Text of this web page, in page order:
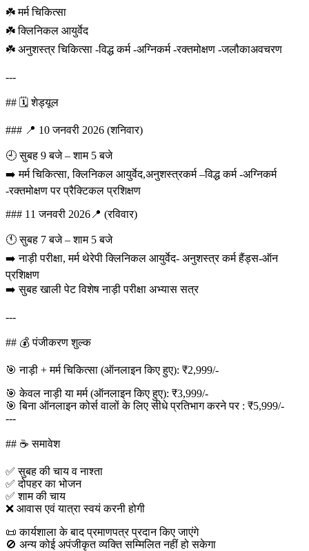
☘️ मर्म चिकित्सा
☘️ क्लिनिकल आयुर्वेद
☘️ अनुशस्त्र चिकित्सा -विद्ध कर्म -अग्निकर्म -रक्तमोक्षण -जलौकाअवचरण
---
## 🗓️ शेड्यूल
### 📍 10 जनवरी 2026 (शनिवार)
🕘 सुबह 9 बजे – शाम 5 बजे
➡️ मर्म चिकित्सा, क्लिनिकल आयुर्वेद,अनुशस्त्रकर्म –विद्ध कर्म -अग्निकर्म
-रक्तमोक्षण पर प्रैक्टिकल प्रशिक्षण
### 11 जनवरी 2026📍 (रविवार)
🕚 सुबह 7 बजे – शाम 5 बजे
➡️ नाड़ी परीक्षा, मर्म थेरेपी क्लिनिकल आयुर्वेद- अनुशस्त्र कर्म हैंड्स-ऑन
प्रशिक्षण
➡️ सुबह खाली पेट विशेष नाड़ी परीक्षा अभ्यास सत्र
---
## 💰 पंजीकरण शुल्क
🎯 नाड़ी + मर्म चिकित्सा (ऑनलाइन किए हुए): ₹2,999/-
🎯 केवल नाड़ी या मर्म (ऑनलाइन किए हुए): ₹3,999/-
🎯 बिना ऑनलाइन कोर्स वालों के लिए सीधे प्रतिभाग करने पर : ₹5,999/-
---
## ☕ समावेश
✅ सुबह की चाय व नाश्ता
✅ दोपहर का भोजन
✅ शाम की चाय
❌ आवास एवं यात्रा स्वयं करनी होगी
📜 कार्यशाला के बाद प्रमाणपत्र प्रदान किए जाएंगे
🚫 अन्य कोई अपंजीकृत व्यक्ति सम्मिलित नहीं हो सकेगा